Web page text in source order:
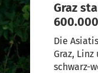
Graz
Die
Graz,
schwarz-